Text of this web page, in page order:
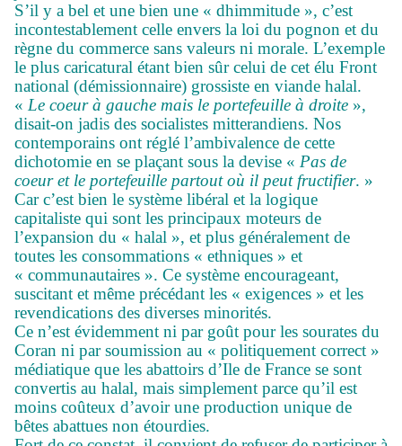
S’il y a bel et une bien une « dhimmitude », c’est
incontestablement celle envers la loi du pognon et du
règne du commerce sans valeurs ni morale. L’exemple
le plus caricatural étant bien sûr celui de cet élu Front
national (démissionnaire) grossiste en viande halal.
« Le coeur à gauche mais le portefeuille à droite »,
disait-on jadis des socialistes mitterandiens. Nos
contemporains ont réglé l’ambivalence de cette
dichotomie en se plaçant sous la devise « Pas de
coeur et le portefeuille partout où il peut fructifier. »
Car c’est bien le système libéral et la logique
capitaliste qui sont les principaux moteurs de
l’expansion du « halal », et plus généralement de
toutes les consommations « ethniques » et
« communautaires ». Ce système encourageant,
suscitant et même précédant les « exigences » et les
revendications des diverses minorités.
Ce n’est évidemment ni par goût pour les sourates du
Coran ni par soumission au « politiquement correct »
médiatique que les abattoirs d’Ile de France se sont
convertis au halal, mais simplement parce qu’il est
moins coûteux d’avoir une production unique de
bêtes abattues non étourdies.